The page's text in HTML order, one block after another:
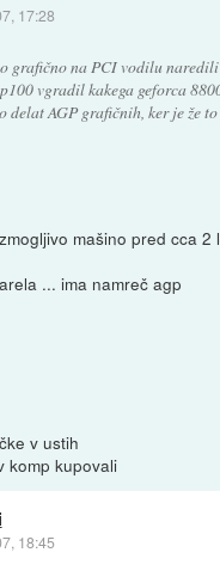
17:28
grafično na PCI vodilu
vgradil kakega geforca
delat AGP grafičnih, ker je že
mašino pred cca 2
... ima namreč agp
v ustih
komp kupovali
18:45